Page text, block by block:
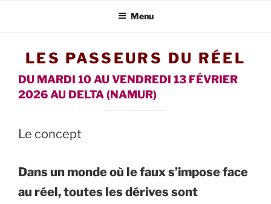
Menu
LES PASSEURS DU RÉEL
DU MARDI 10 AU VENDREDI 13 FÉVRIER
2026 AU DELTA (NAMUR)
Le concept
Dans un monde où le faux s’impose face
au réel, toutes les dérives sont